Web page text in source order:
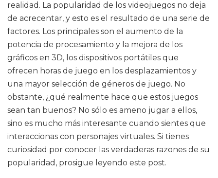
realidad. La popularidad de los videojuegos no deja
de acrecentar, y esto es el resultado de una serie de
factores. Los principales son el aumento de la
potencia de procesamiento y la mejora de los
gráficos en 3D, los dispositivos portátiles que
ofrecen horas de juego en los desplazamientos y
una mayor selección de géneros de juego. No
obstante, ¿qué realmente hace que estos juegos
sean tan buenos? No sólo es ameno jugar a ellos,
sino es mucho más interesante cuando sientes que
interaccionas con personajes virtuales. Si tienes
curiosidad por conocer las verdaderas razones de su
popularidad, prosigue leyendo este post.